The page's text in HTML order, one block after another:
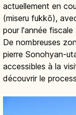
actuellement en
(miseru fukkō),
pour l'année fiscale
De nombreuses
pierre Sonohyan-
accessibles à la
découvrir le